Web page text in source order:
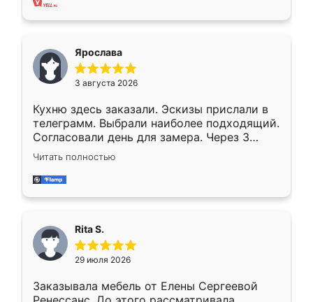
Ярослава
3 августа 2026
Кухню здесь заказали. Эскизы прислали в
телеграмм. Выбрали наиболее подходящий.
Согласовали день для замера. Через 3
недели кухня была уже готова. Остались
довольны работой. Спасибо Ренессанс
мебель за качественную работу!
Читать полностью
Rita S.
29 июля 2026
Заказывала мебель от Елены Сергеевой